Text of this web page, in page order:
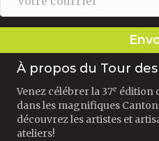
À propos du Tour
Venez célébrer la 37e édition
dans les magnifiques
découvrez les artistes et
ateliers!